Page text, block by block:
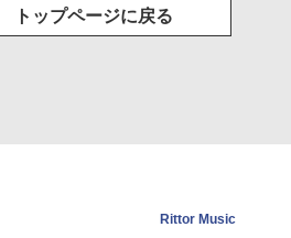
トップページに戻る
Rittor Music